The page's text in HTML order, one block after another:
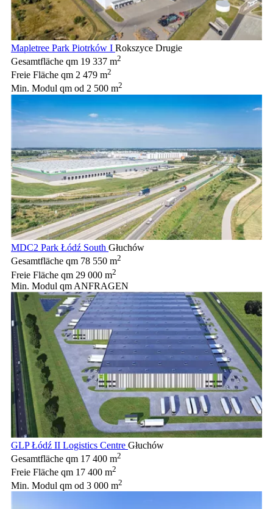
Mapletree Park Piotrków I Rokszyce Drugie
Gesamtfläche qm 19 337 m2
Freie Fläche qm 2 479 m2
Min. Modul qm od 2 500 m2
MDC2 Park Łódź South Głuchów
Gesamtfläche qm 78 550 m2
Freie Fläche qm 29 000 m2
Min. Modul qm ANFRAGEN
GLP Łódź II Logistics Centre Głuchów
Gesamtfläche qm 17 400 m2
Freie Fläche qm 17 400 m2
Min. Modul qm od 3 000 m2